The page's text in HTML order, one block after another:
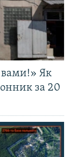
вами!» Як
за 20